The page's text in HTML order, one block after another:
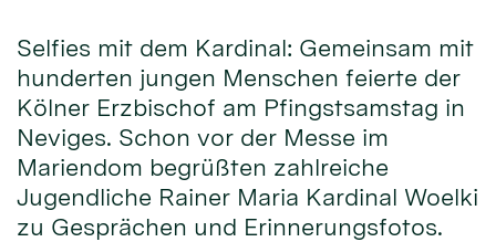
Selfies mit dem Kardinal: Gemeinsam mit
hunderten jungen Menschen feierte der
Kölner Erzbischof am Pfingstsamstag in
Neviges. Schon vor der Messe im
Mariendom begrüßten zahlreiche
Jugendliche Rainer Maria Kardinal Woelki
zu Gesprächen und Erinnerungsfotos.